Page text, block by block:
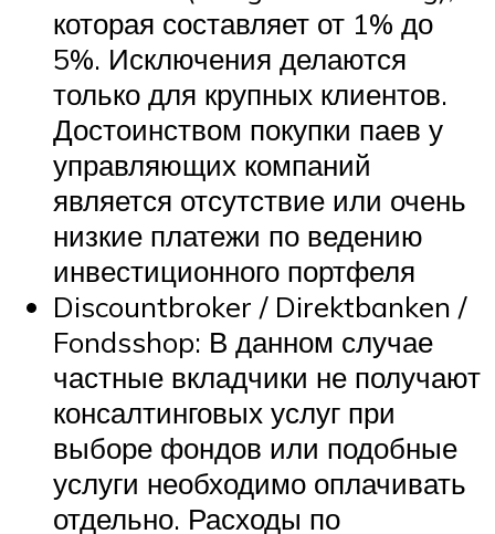
которая составляет от 1% до
5%. Исключения делаются
только для крупных клиентов.
Достоинством покупки паев у
управляющих компаний
является отсутствие или очень
низкие платежи по ведению
инвестиционного портфеля
Discountbroker / Direktbanken /
Fondsshop: В данном случае
частные вкладчики не получают
консалтинговых услуг при
выборе фондов или подобные
услуги необходимо оплачивать
отдельно. Расходы по